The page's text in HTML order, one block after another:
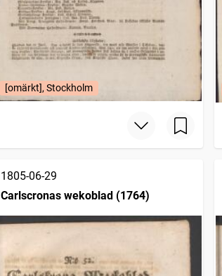
[omärkt], Stockholm
1805-06-29
Carlscronas wekoblad (1764)